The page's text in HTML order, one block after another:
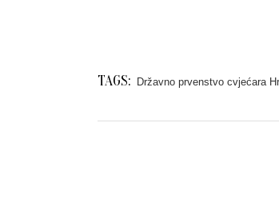
TAGS: Državno prvenstvo cvjećara